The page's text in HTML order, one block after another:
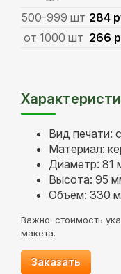
500-999 шт 284
от 1000 шт 266
Вид печати:
Материал:
Диаметр: 81
Высота: 95
Объем: 330
Важно: стоимость
макета.
Заказать